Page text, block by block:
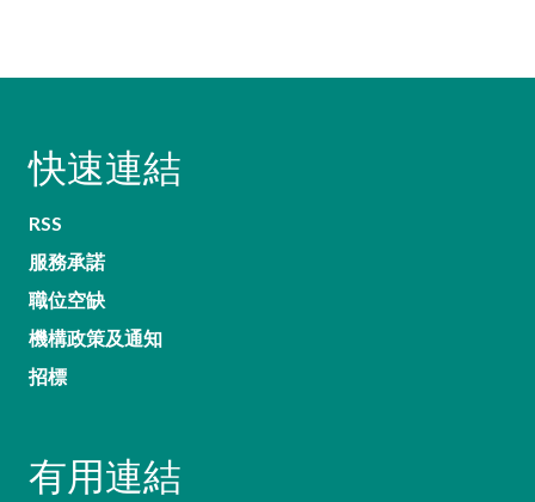
快速連結
RSS
服務承諾
職位空缺
機構政策及通知
招標
有用連結